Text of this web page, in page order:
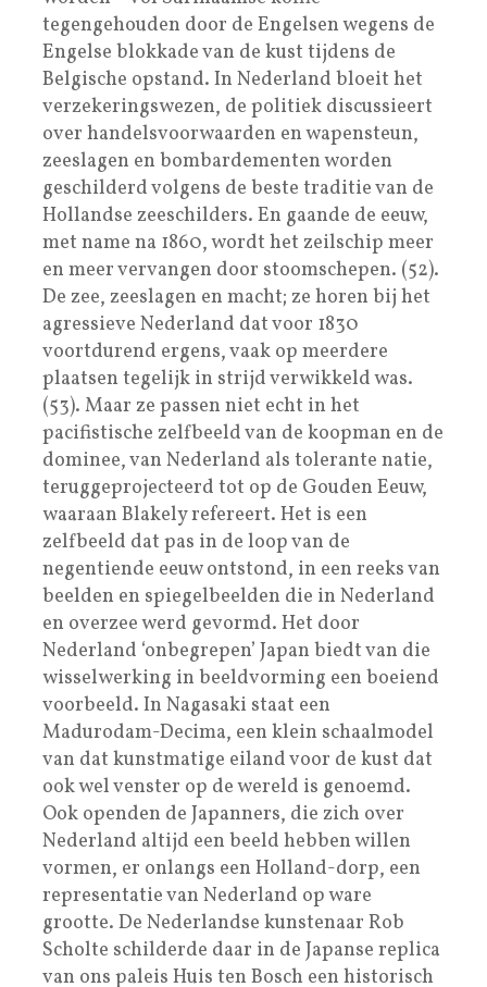
tegengehouden door de Engelsen wegens de
Engelse blokkade van de kust tijdens de
Belgische opstand. In Nederland bloeit het
verzekeringswezen, de politiek discussieert
over handelsvoorwaarden en wapensteun,
zeeslagen en bombardementen worden
geschilderd volgens de beste traditie van de
Hollandse zeeschilders. En gaande de eeuw,
met name na 1860, wordt het zeilschip meer
en meer vervangen door stoomschepen. (52).
De zee, zeeslagen en macht; ze horen bij het
agressieve Nederland dat voor 1830
voortdurend ergens, vaak op meerdere
plaatsen tegelijk in strijd verwikkeld was.
(53). Maar ze passen niet echt in het
pacifistische zelfbeeld van de koopman en de
dominee, van Nederland als tolerante natie,
teruggeprojecteerd tot op de Gouden Eeuw,
waaraan Blakely refereert. Het is een
zelfbeeld dat pas in de loop van de
negentiende eeuw ontstond, in een reeks van
beelden en spiegelbeelden die in Nederland
en overzee werd gevormd. Het door
Nederland ‘onbegrepen’ Japan biedt van die
wisselwerking in beeldvorming een boeiend
voorbeeld. In Nagasaki staat een
Madurodam-Decima, een klein schaalmodel
van dat kunstmatige eiland voor de kust dat
ook wel venster op de wereld is genoemd.
Ook openden de Japanners, die zich over
Nederland altijd een beeld hebben willen
vormen, er onlangs een Holland-dorp, een
representatie van Nederland op ware
grootte. De Nederlandse kunstenaar Rob
Scholte schilderde daar in de Japanse replica
van ons paleis Huis ten Bosch een historisch